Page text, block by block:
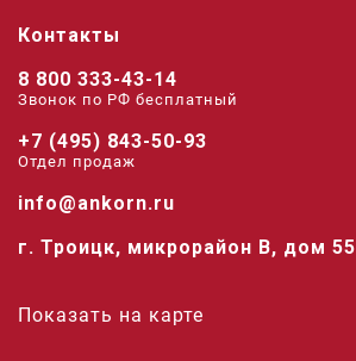
Контакты
8 800 333-43-14
Звонок по РФ беcплатный
+7 (495) 843-50-93
Отдел продаж
info@ankorn.ru
г. Троицк, микрорайон В, дом 55
Показать на карте